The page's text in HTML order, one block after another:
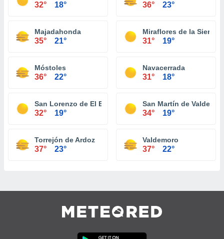
32° 18° 36° 23°
Majadahonda
35° 21°
Miraflores de la Sierra
31° 19°
Móstoles
36° 22°
Navacerrada
31° 18°
San Lorenzo de El Escorial
32° 19°
San Martín de
34° 19°
Torrejón de Ardoz
37° 23°
Valdemoro
37° 22°